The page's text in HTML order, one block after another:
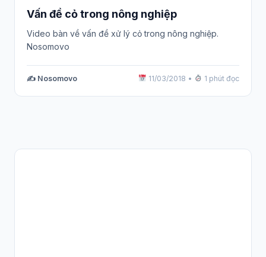
Vấn đề cỏ trong nông nghiệp
Video bàn về vấn đề xử lý cỏ trong nông nghiệp.
Nosomovo
✍️ Nosomovo 11/03/2018 • 1 phút đọc